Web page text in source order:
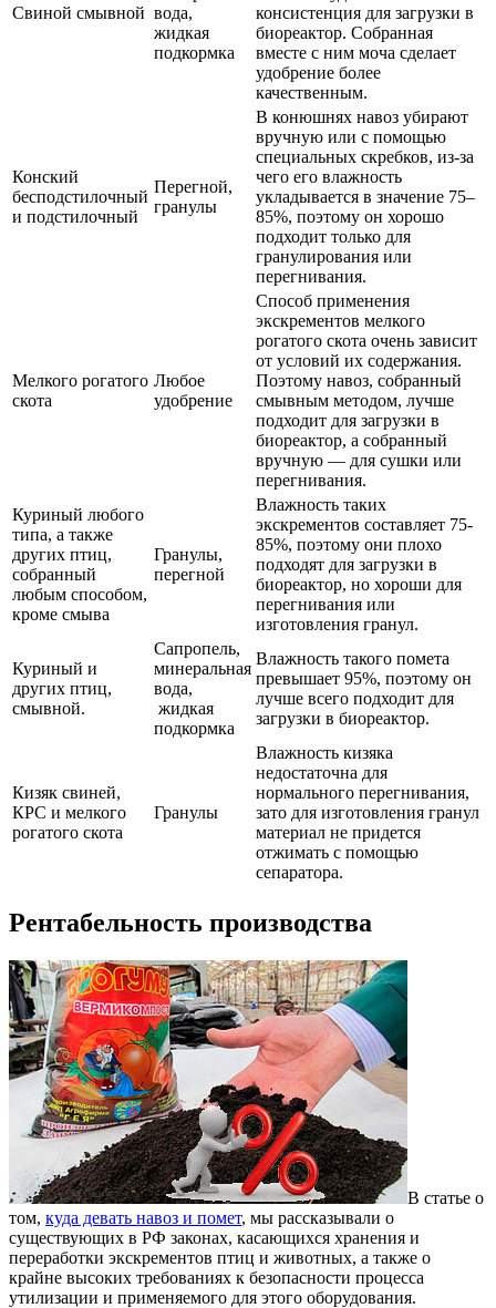
Свиной смывной вода,
жидкая
подкормка
консистенция для загрузки в
биореактор. Собранная
вместе с ним моча сделает
удобрение более
качественным.
Конский
бесподстилочный
и подстилочный
Перегной,
гранулы
В конюшнях навоз убирают
вручную или с помощью
специальных скребков, из-за
чего его влажность
укладывается в значение 75–
85%, поэтому он хорошо
подходит только для
гранулирования или
перегнивания.
Мелкого рогатого
скота
Любое
удобрение
Способ применения
экскрементов мелкого
рогатого скота очень зависит
от условий их содержания.
Поэтому навоз, собранный
смывным методом, лучше
подходит для загрузки в
биореактор, а собранный
вручную — для сушки или
перегнивания.
Куриный любого
типа, а также
других птиц,
собранный
любым способом,
кроме смыва
Гранулы,
перегной
Влажность таких
экскрементов составляет 75-
85%, поэтому они плохо
подходят для загрузки в
биореактор, но хороши для
перегнивания или
изготовления гранул.
Куриный и
других птиц,
смывной.
Сапропель,
минеральная
вода,
жидкая
подкормка
Влажность такого помета
превышает 95%, поэтому он
лучше всего подходит для
загрузки в биореактор.
Кизяк свиней,
КРС и мелкого
рогатого скота
Гранулы
Влажность кизяка
недостаточна для
нормального перегнивания,
зато для изготовления гранул
материал не придется
отжимать с помощью
сепаратора.
Рентабельность производства
В статье о
том, куда девать навоз и помет, мы рассказывали о
существующих в РФ законах, касающихся хранения и
переработки экскрементов птиц и животных, а также о
крайне высоких требованиях к безопасности процесса
утилизации и применяемого для этого оборудования.